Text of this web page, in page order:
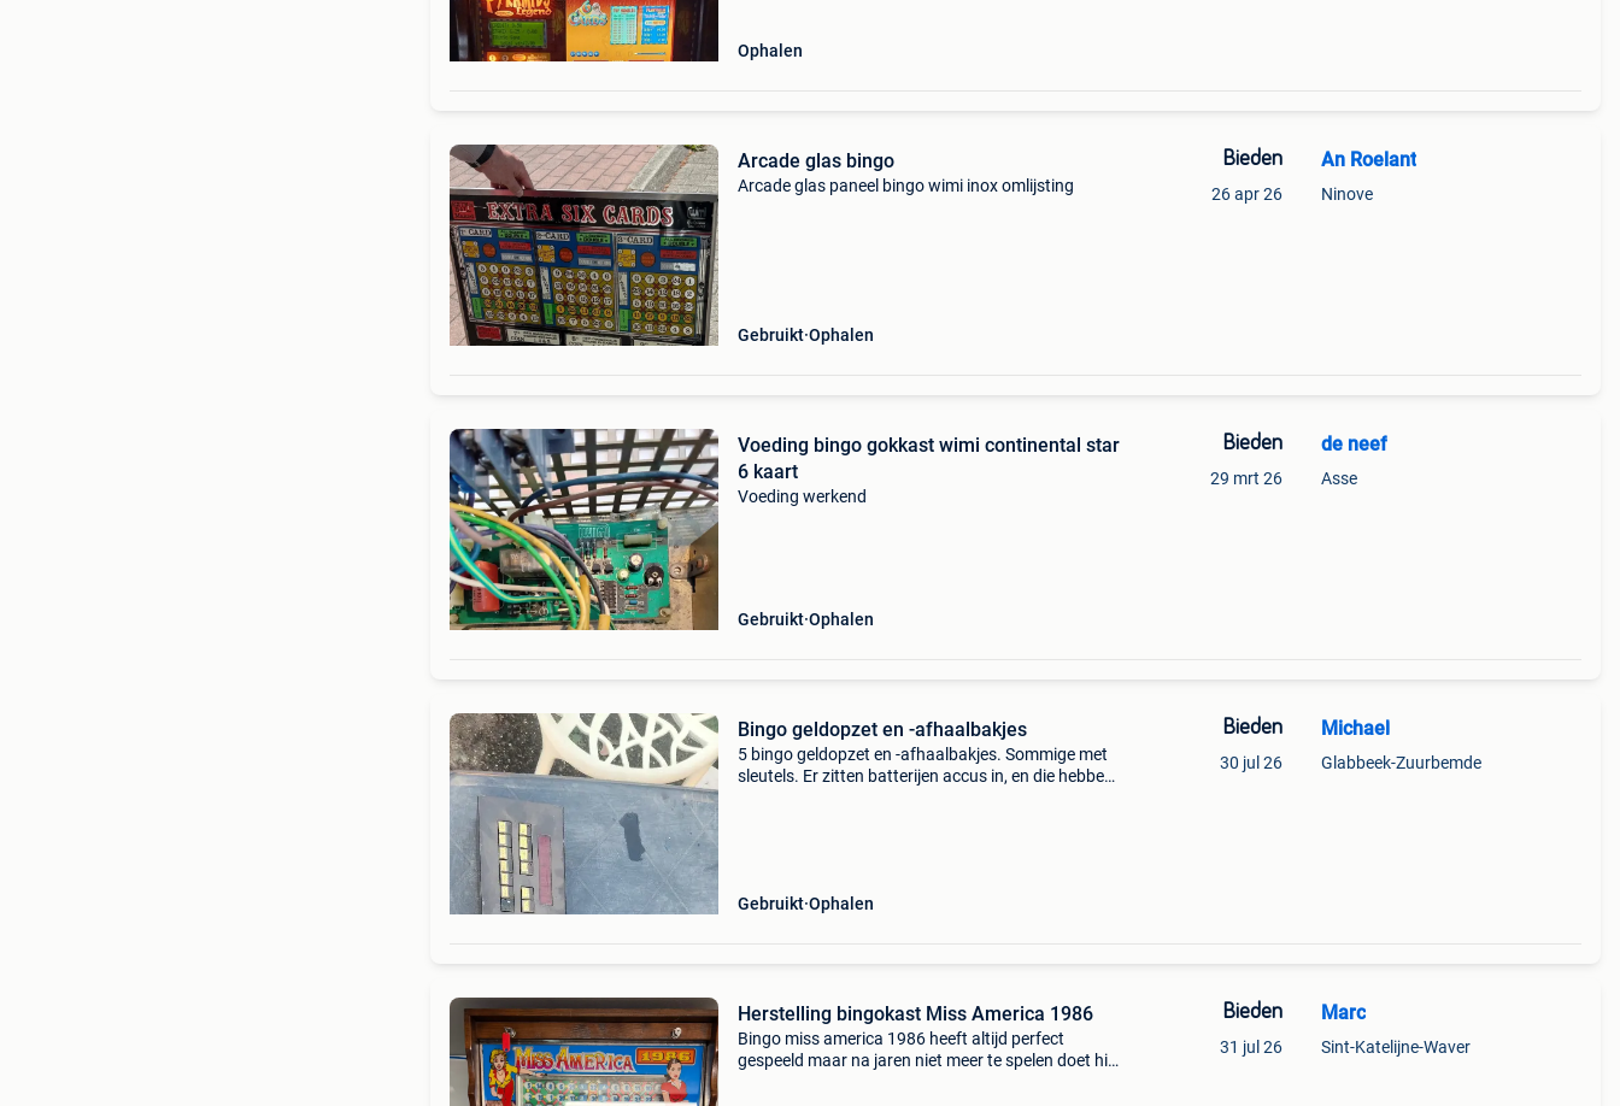
Ophalen
Arcade glas bingo
Arcade glas paneel bingo wimi inox omlijsting
Gebruikt Ophalen
Bieden
26 apr 26
An Roelant
Ninove
Voeding bingo gokkast wimi continental star
6 kaart
Voeding werkend
Gebruikt Ophalen
Bieden
29 mrt 26
de neef
Asse
Bingo geldopzet en -afhaalbakjes
5 bingo geldopzet en -afhaalbakjes. Sommige met
sleutels. Er zitten batterijen accus in, en die hebben
Gebruikt Ophalen
Bieden
30 jul 26
Michael
Glabbeek-Zuurbemde
Herstelling bingokast Miss America 1986
Bingo miss america 1986 heeft altijd perfect
gespeeld maar na jaren niet meer te spelen doet hij
Bieden
31 jul 26
Marc
Sint-Katelijne-Waver